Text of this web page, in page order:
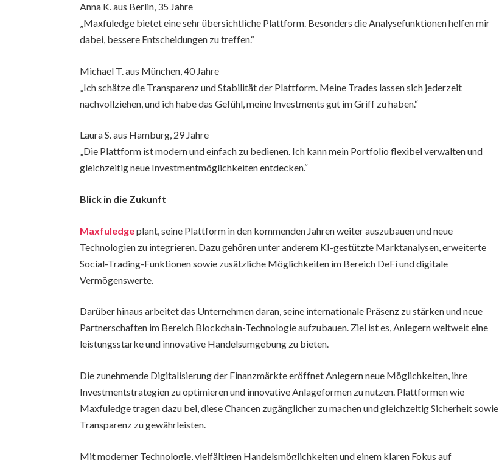
Anna K. aus Berlin, 35 Jahre
„Maxfuledge bietet eine sehr übersichtliche Plattform. Besonders die Analysefunktionen helfen mir
dabei, bessere Entscheidungen zu treffen.“
Michael T. aus München, 40 Jahre
„Ich schätze die Transparenz und Stabilität der Plattform. Meine Trades lassen sich jederzeit
nachvollziehen, und ich habe das Gefühl, meine Investments gut im Griff zu haben.“
Laura S. aus Hamburg, 29 Jahre
„Die Plattform ist modern und einfach zu bedienen. Ich kann mein Portfolio flexibel verwalten und
gleichzeitig neue Investmentmöglichkeiten entdecken.“
Blick in die Zukunft
Maxfuledgeplant, seine Plattform in den kommenden Jahren weiter auszubauen und neue
Technologien zu integrieren. Dazu gehören unter anderem KI-gestützte Marktanalysen, erweiterte
Social-Trading-Funktionen sowie zusätzliche Möglichkeiten im Bereich DeFi und digitale
Vermögenswerte.
Darüber hinaus arbeitet das Unternehmen daran, seine internationale Präsenz zu stärken und neue
Partnerschaften im Bereich Blockchain-Technologie aufzubauen. Ziel ist es, Anlegern weltweit eine
leistungsstarke und innovative Handelsumgebung zu bieten.
Die zunehmende Digitalisierung der Finanzmärkte eröffnet Anlegern neue Möglichkeiten, ihre
Investmentstrategien zu optimieren und innovative Anlageformen zu nutzen. Plattformen wie
Maxfuledge tragen dazu bei, diese Chancen zugänglicher zu machen und gleichzeitig Sicherheit sowie
Transparenz zu gewährleisten.
Mit moderner Technologie, vielfältigen Handelsmöglichkeiten und einem klaren Fokus auf